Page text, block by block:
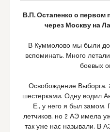
В.П. Остапенко о первом
через Москву на
В Куммолово мы были
вспоминать. Много
боевых
Освобождение Выборга.
шестерками. Одну водил
Е., у него я был
летчиков, но 2 АЭ имела
так уже нас называли. В